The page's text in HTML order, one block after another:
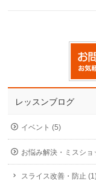
レッスンブログ
イベント (5)
お悩み解決・ミスショ
スライス改善・防止